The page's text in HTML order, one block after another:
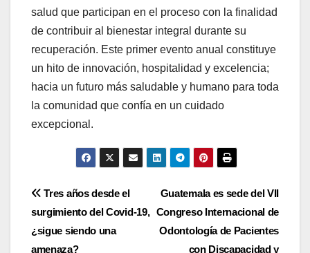
salud que participan en el proceso con la finalidad
de contribuir al bienestar integral durante su
recuperación. Este primer evento anual constituye
un hito de innovación, hospitalidad y excelencia;
hacia un futuro más saludable y humano para toda
la comunidad que confía en un cuidado
excepcional.
Navegación
de
Guatemala es sede del VII
Congreso Internacional de
Odontología de Pacientes
con Discapacidad y
Tres años desde el
surgimiento del Covid-19,
¿sigue siendo una
amenaza?